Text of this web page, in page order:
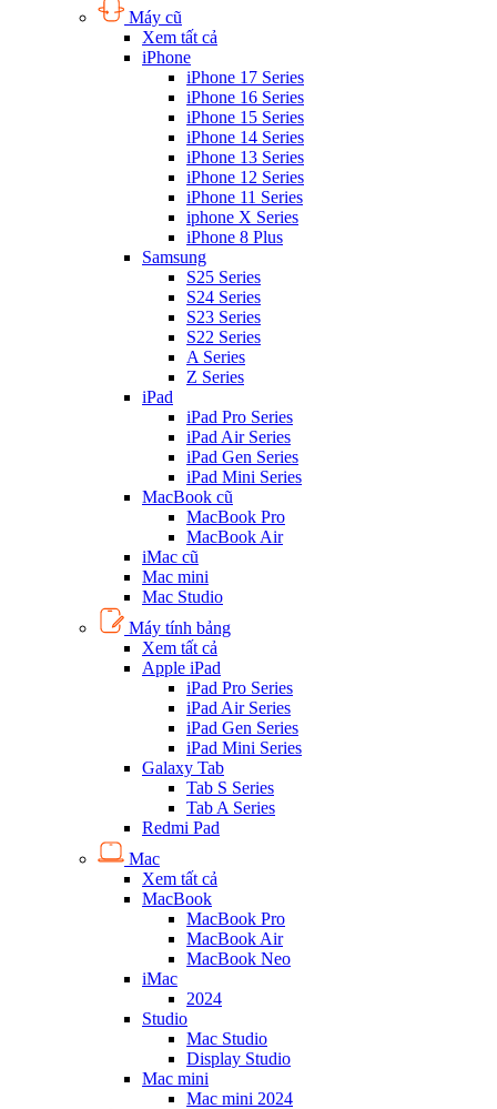
Máy cũ
Xem tất cả
iPhone
iPhone 17 Series
iPhone 16 Series
iPhone 15 Series
iPhone 14 Series
iPhone 13 Series
iPhone 12 Series
iPhone 11 Series
iphone X Series
iPhone 8 Plus
Samsung
S25 Series
S24 Series
S23 Series
S22 Series
A Series
Z Series
iPad
iPad Pro Series
iPad Air Series
iPad Gen Series
iPad Mini Series
MacBook cũ
MacBook Pro
MacBook Air
iMac cũ
Mac mini
Mac Studio
Máy tính bảng
Xem tất cả
Apple iPad
iPad Pro Series
iPad Air Series
iPad Gen Series
iPad Mini Series
Galaxy Tab
Tab S Series
Tab A Series
Redmi Pad
Mac
Xem tất cả
MacBook
MacBook Pro
MacBook Air
MacBook Neo
iMac
2024
Studio
Mac Studio
Display Studio
Mac mini
Mac mini 2024